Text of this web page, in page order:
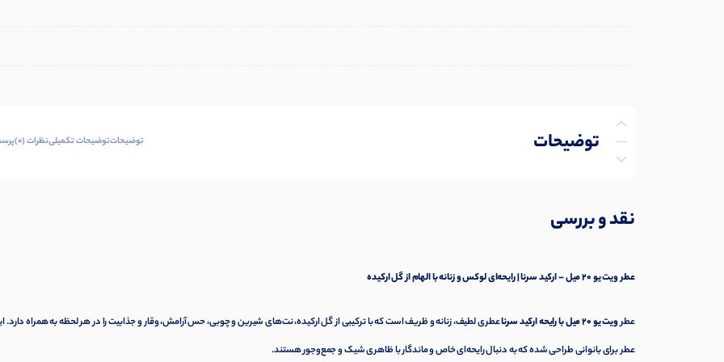
توضیحات
نظرات (0)
پرسش‌ها
توضیحاتتوضیحات تکمیلینظرات (0)
نقد و بررسی
عطر ویت یو ۲۰ میل – ارکید سرنا | رایحه‌ای لوکس و زنانه با الهام از گل ارکیده
عطرویت یو ۲۰ میل با رایحه ارکید سرنا
عطری لطیف، زنانه و ظریف است که با ترکیبی از گل ارکیده، نت‌های شیرین و چوبی، حس آرامش، وقار و جذابیت را در هر لحظه به همراه دارد.
عطر برای بانوانی طراحی شده که به دنبال رایحه‌ای خاص و ماندگار با ظاهری شیک و جمع‌وجور هستند.